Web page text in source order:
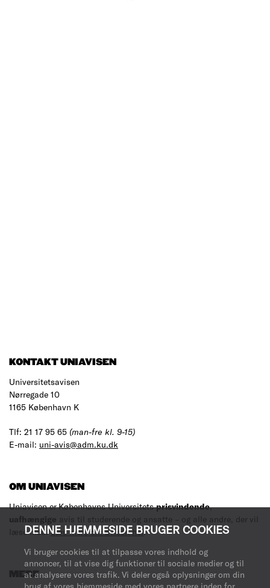
DENNE HJEMMESIDE BRUGER COOKIES
Vi bruger cookies til at tilpasse vores indhold og
annoncer, til at vise dig funktioner til sociale medier og til
at analysere vores trafik. Vi deler også oplysninger om din
brug af vores hjemmeside med vores partnere inden for
KONTAKT UNIAVISEN
Universitetsavisen
Nørregade 10
1165 København K
Tlf: 21 17 95 65 (man-fre kl. 9-15)
E-mail: uni-avis@adm.ku.dk
OM UNIAVISEN
Uniavisen er Københavns Universitetsprisvindende,
uafhængige avis til studerende og ansatte – og alle andre, der vil
læse med.Læs mere om avisen her.
MERE